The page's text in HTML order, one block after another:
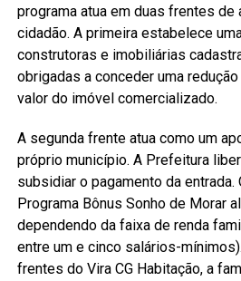
programa atua em duas frentes de
cidadão. A primeira estabelece
construtoras e imobiliárias
obrigadas a conceder uma
valor do imóvel comercializado.
A segunda frente atua como um
próprio município. A Prefeitura
subsidiar o pagamento da
Programa Bônus Sonho de Morar
dependendo da faixa de renda
entre um e cinco salários-
frentes do Vira CG Habitação, a